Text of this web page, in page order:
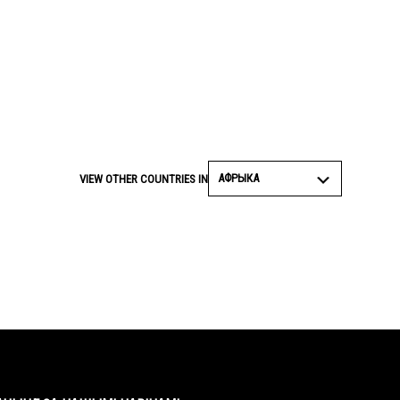
VIEW OTHER COUNTRIES IN АФРЫКА